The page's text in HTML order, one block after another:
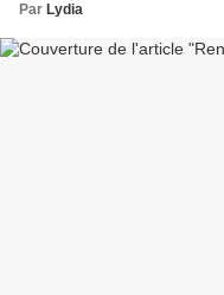
Par Lydia